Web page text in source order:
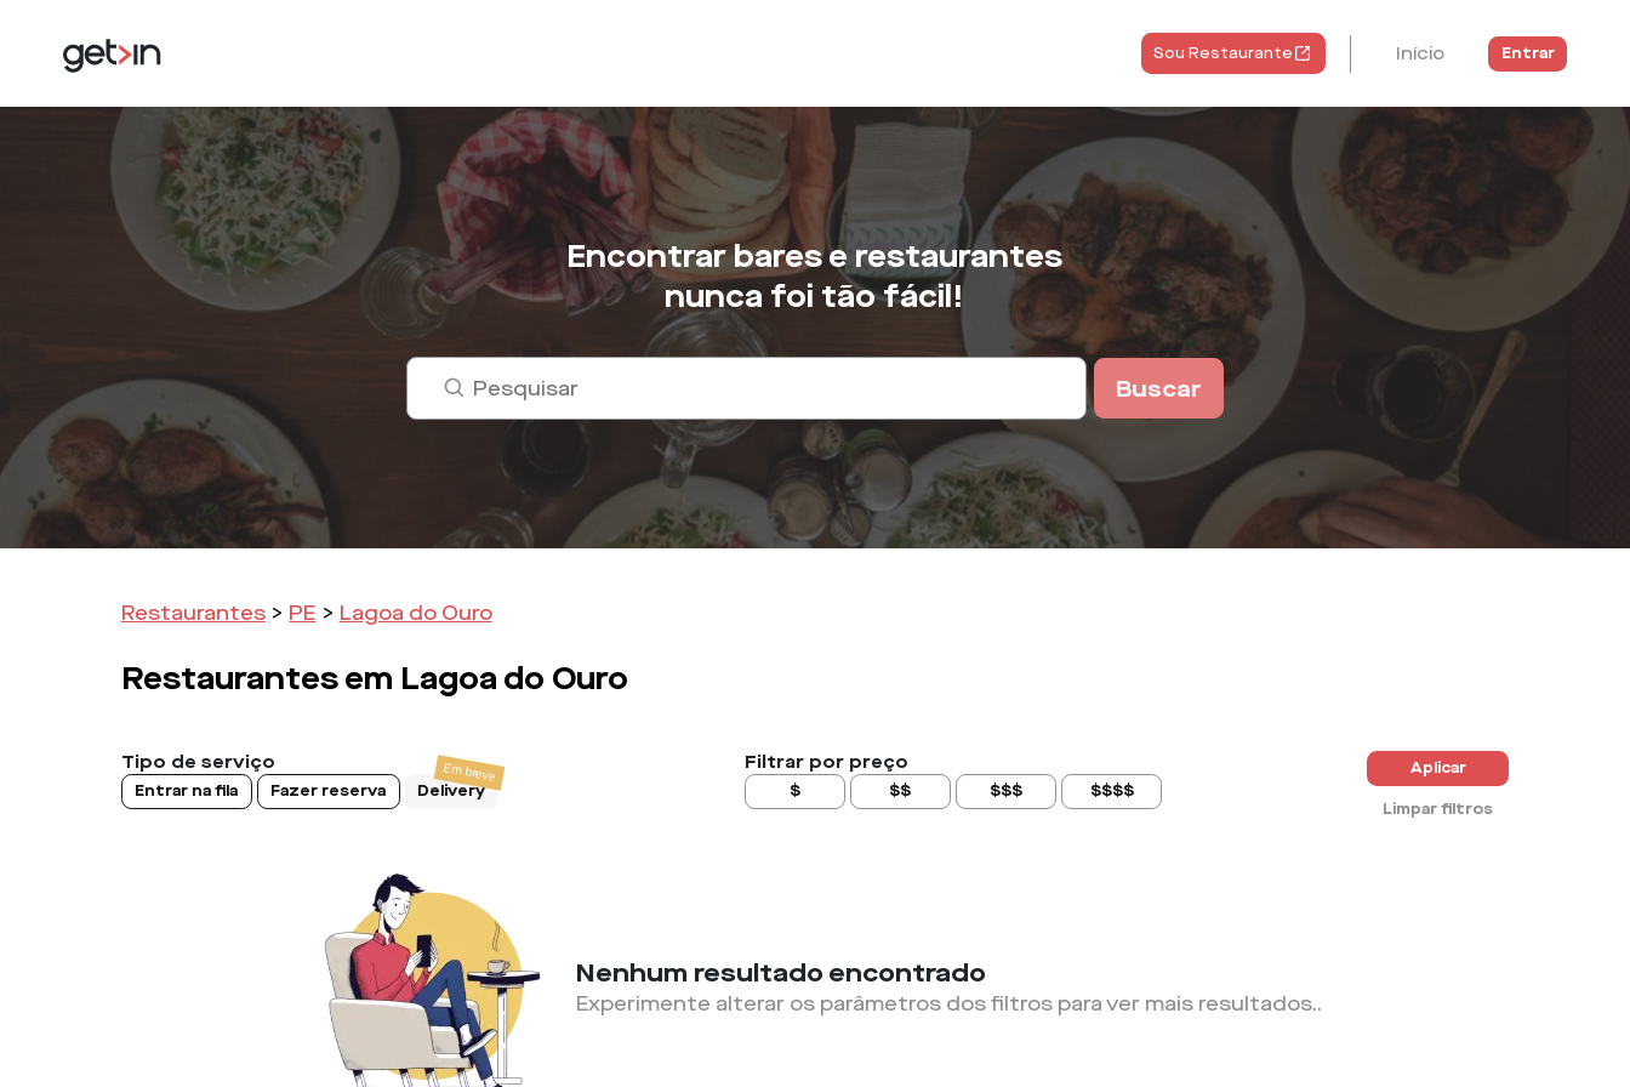
Sou Restaurante Início Entrar
Encontrar bares e restaurantes
nunca foi tão fácil!
Buscar
Restaurantes > PE > Lagoa do Ouro
Restaurantes em Lagoa do Ouro
Tipo de serviço
Entrar na fila Fazer reserva Delivery
Filtrar por preço
$ $$ $$$ $$$$
Aplicar
Limpar filtros
Nenhum resultado encontrado
Experimente alterar os parâmetros dos filtros para ver mais resultados..